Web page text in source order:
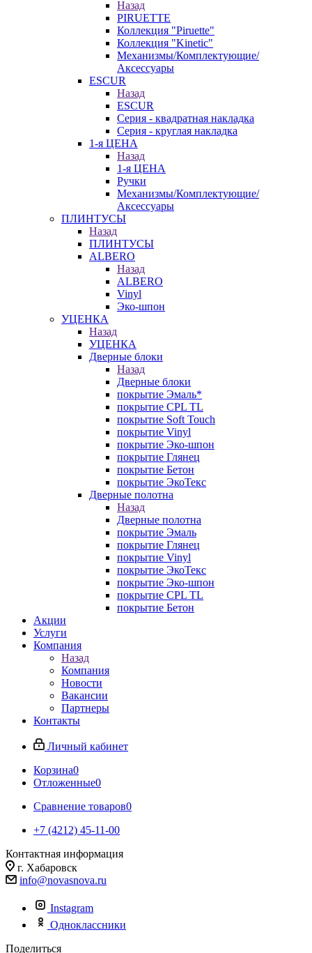
Назад
PIRUETTE
Коллекция "Piruette"
Коллекция "Kinetic"
Механизмы/Комплектующие/
Аксессуары
ESCUR
Назад
ESCUR
Серия - квадратная накладка
Серия - круглая накладка
1-я ЦЕНА
Назад
1-я ЦЕНА
Ручки
Механизмы/Комплектующие/
Аксессуары
ПЛИНТУСЫ
Назад
ПЛИНТУСЫ
ALBERO
Назад
ALBERO
Vinyl
Эко-шпон
УЦЕНКА
Назад
УЦЕНКА
Дверные блоки
Назад
Дверные блоки
покрытие Эмаль*
покрытие CPL TL
покрытие Soft Touch
покрытие Vinyl
покрытие Эко-шпон
покрытие Глянец
покрытие Бетон
покрытие ЭкоТекс
Дверные полотна
Назад
Дверные полотна
покрытие Эмаль
покрытие Глянец
покрытие Vinyl
покрытие ЭкоТекс
покрытие Эко-шпон
покрытие CPL TL
покрытие Бетон
Акции
Услуги
Компания
Назад
Компания
Новости
Вакансии
Партнеры
Контакты
Личный кабинет
Корзина0
Отложенные0
Сравнение товаров0
+7 (4212) 45-11-00
Контактная информация
г. Хабаровск
info@novasnova.ru
Instagram
Одноклассники
Поделиться